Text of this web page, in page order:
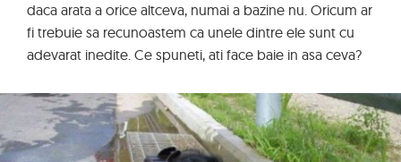
daca arata a orice altceva, numai a bazine nu. Oricum ar
fi trebuie sa recunoastem ca unele dintre ele sunt cu
adevarat inedite. Ce spuneti, ati face baie in asa ceva?